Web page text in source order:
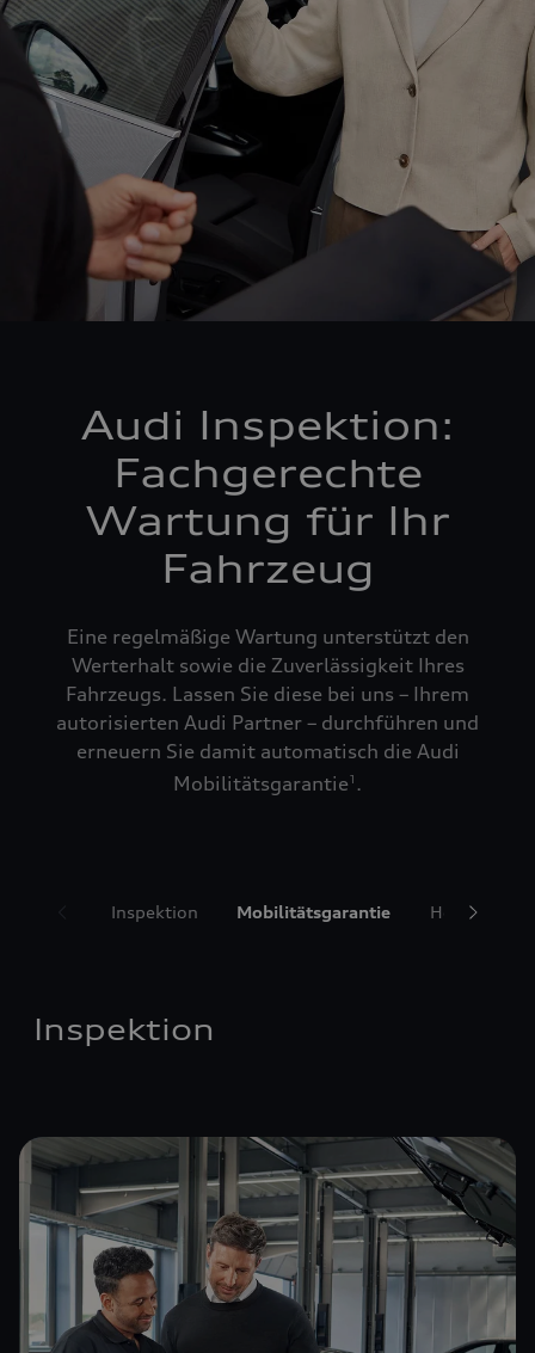
Audi Inspektion:
Fachgerechte
Wartung für Ihr
Fahrzeug
Eine regelmäßige Wartung unterstützt den
Werterhalt sowie die Zuverlässigkeit Ihres
Fahrzeugs. Lassen Sie diese bei uns – Ihrem
autorisierten Audi Partner – durchführen und
erneuern Sie damit automatisch die Audi
Mobilitätsgarantie1 .
Inspektion Mobilitätsgarantie Hol- und
Inspektion